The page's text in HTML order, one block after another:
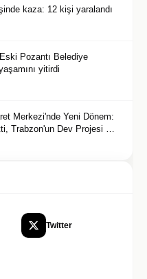
kaza: 12 kişi yaralandı
Pozantı Belediye
yitirdi
Merkezi'nde Yeni Dönem:
Trabzon'un Dev Projesi Ne
Twitter